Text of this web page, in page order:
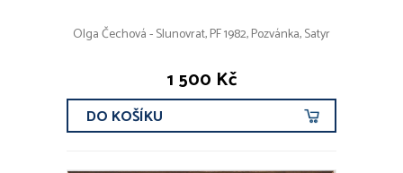
Olga Čechová - Slunovrat, PF 1982, Pozvánka, Satyr
1 500 Kč
DO KOŠÍKU